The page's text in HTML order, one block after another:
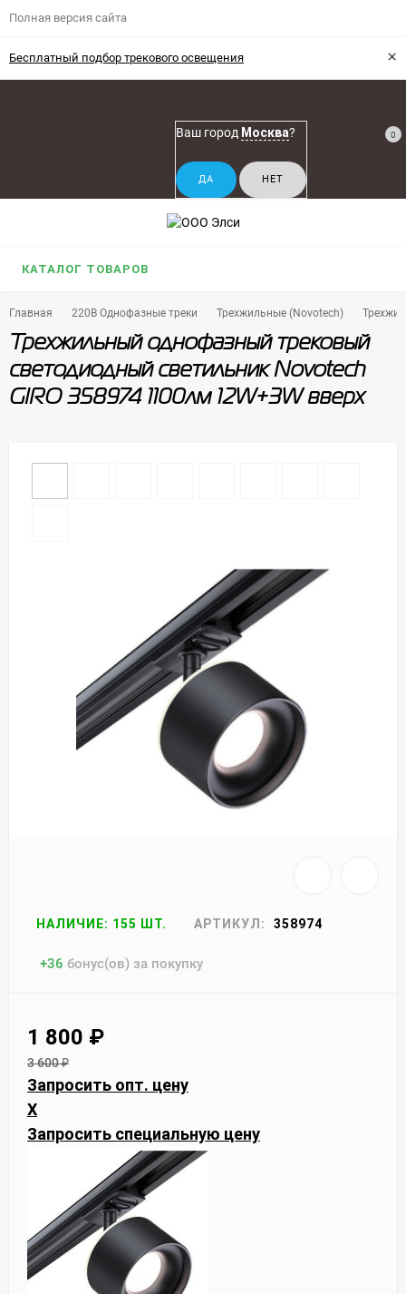
Полная версия сайта
Бесплатный подбор трекового освещения ×
Ваш город Москва? 0
КАТАЛОГ ТОВАРОВ
Главная 220В Однофазные треки Трехжильные (Novotech)
Трехжильный однофазный трековый
светодиодный светильник Novotech
GIRO 358974 1100лм 12W+3W вверх
НАЛИЧИЕ: 155 ШТ. АРТИКУЛ: 358974
+36 бонус(ов) за покупку
1 800 ₽
3 600₽
Запросить опт. цену
X
Запросить специальную цену